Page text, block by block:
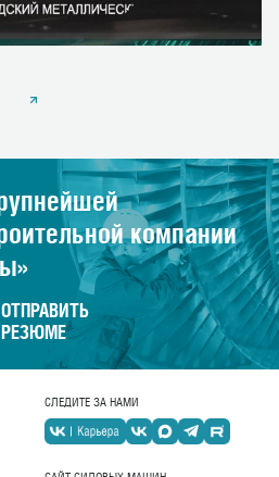
компании
ОТПРАВИТЬ
РЕЗЮМЕ
СЛЕДИТЕ ЗА НАМИ